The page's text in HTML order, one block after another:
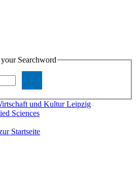
Searchword
und Kultur Leipzig
Sciences